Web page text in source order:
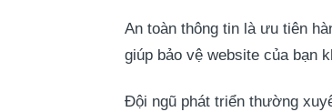
An toàn thông tin là ưu tiên
giúp bảo vệ website của bạn
Đội ngũ phát triển thường